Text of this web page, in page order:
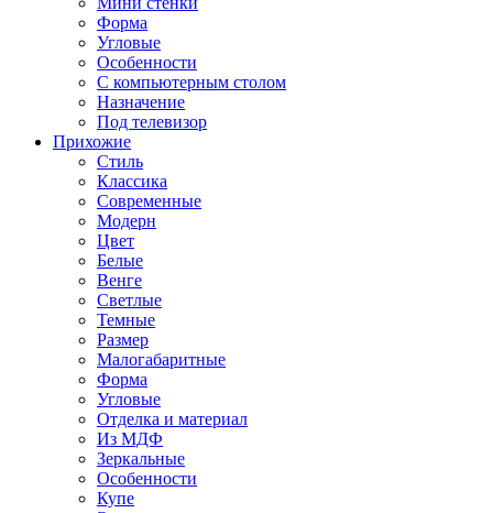
Форма
Угловые
Особенности
С компьютерным столом
Назначение
Под телевизор
Прихожие
Стиль
Классика
Современные
Модерн
Цвет
Белые
Венге
Светлые
Темные
Размер
Малогабаритные
Форма
Угловые
Отделка и материал
Из МДФ
Зеркальные
Особенности
Купе